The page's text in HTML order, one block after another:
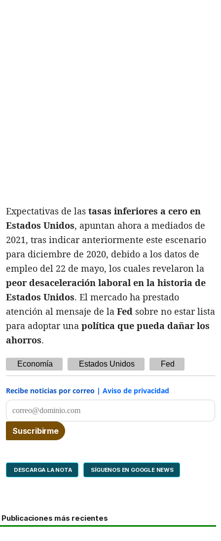
Expectativas de las tasas inferiores a cero en
Estados Unidos, apuntan ahora a mediados de
2021, tras indicar anteriormente este escenario
para diciembre de 2020, debido a los datos de
empleo del 22 de mayo, los cuales revelaron la
peor desaceleración laboral en la historia de
Estados Unidos. El mercado ha prestado
atención al mensaje de la Fed sobre no estar lista
para adoptar una política que pueda dañar los
ahorros.
Economía Estados Unidos Fed
Recibe noticias por correo | Aviso de privacidad
DESCARGA LA NOTA SÍGUENOS EN GOOGLE NEWS
Publicaciones más recientes